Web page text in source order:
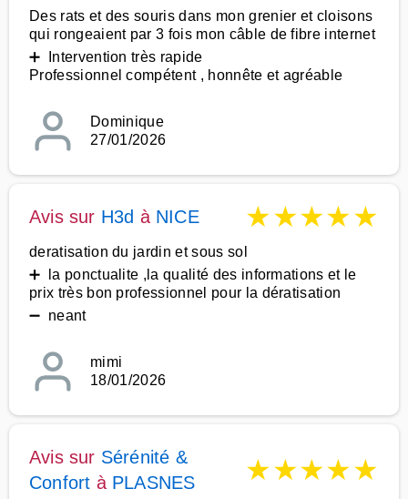
Des rats et des souris dans mon grenier et cloisons
qui rongeaient par 3 fois mon câble de fibre internet
➕ Intervention très rapide
Professionnel compétent , honnête et agréable
Dominique
27/01/2026
Avis sur H3d à NICE ★★★★★
deratisation du jardin et sous sol
➕ la ponctualite ,la qualité des informations et le
prix très bon professionnel pour la dératisation
➖ neant
mimi
18/01/2026
Avis sur Sérénité &
Confort à PLASNES ★★★★★